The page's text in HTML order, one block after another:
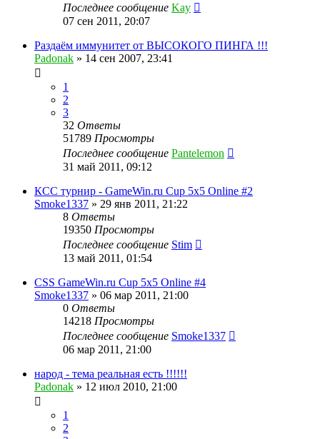
Последнее сообщение Kay
07 сен 2011, 20:07
Раздаём иммунитет от ВЫСОКОГО ПИНГА !!!
Padonak » 14 сен 2007, 23:41
1
2
3
32 Ответы
51789 Просмотры
Последнее сообщение Pantelemon
31 май 2011, 09:12
КСС турнир - GameWin.ru Cup 5x5 Online #2
Smoke1337 » 29 янв 2011, 21:22
8 Ответы
19350 Просмотры
Последнее сообщение Stim
13 май 2011, 01:54
CSS GameWin.ru Cup 5x5 Online #4
Smoke1337 » 06 мар 2011, 21:00
0 Ответы
14218 Просмотры
Последнее сообщение Smoke1337
06 мар 2011, 21:00
народ - тема реальная есть !!!!!!
Padonak » 12 июл 2010, 21:00
1
2